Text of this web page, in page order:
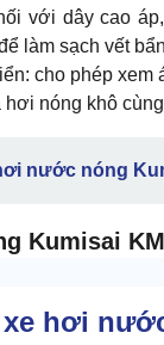
với dây cao
làm sạch vết
cho phép xem
hơi nóng khô
nước nóng
Kumisai
khác nhau.
hơi